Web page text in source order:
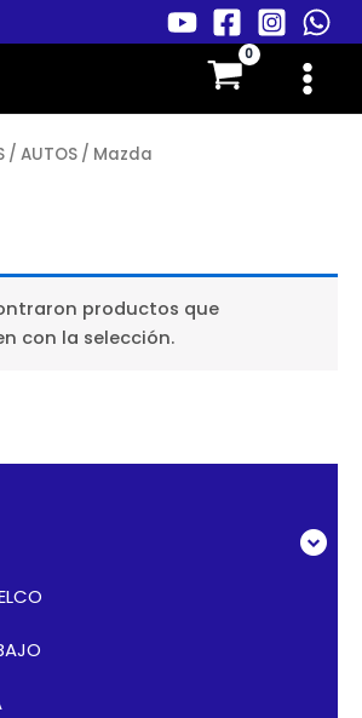
Main
Menu
/ AUTOS / Mazda
productos que
con la selección.